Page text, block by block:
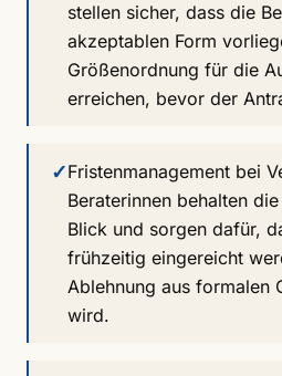
stellen sicher, dass die
akzeptablen Form
Größenordnung für die
erreichen, bevor der
✓Fristenmanagement bei
Beraterinnen behalten
Blick und sorgen dafür,
frühzeitig eingereicht
Ablehnung aus formalen
wird.